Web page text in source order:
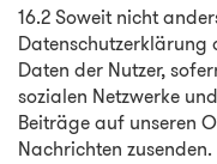
16.2 Soweit nicht
Daten der Nutzer,
sozialen Netzwerke
Beiträge auf unseren
Nachrichten zusenden.